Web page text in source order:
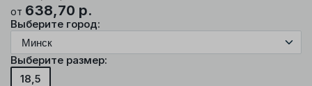
от 638,70 р.
Выберите город:
Выберите размер:
18,5